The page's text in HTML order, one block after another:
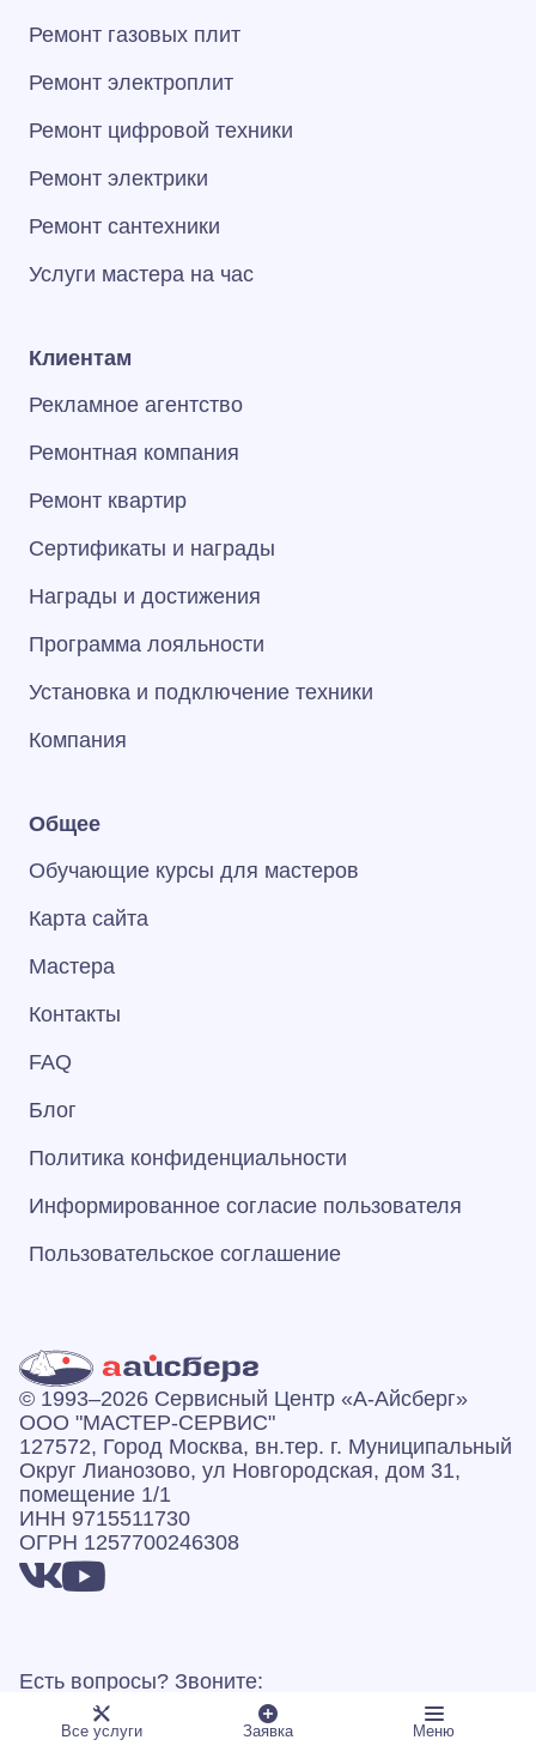
Ремонт газовых плит
Ремонт электроплит
Ремонт цифровой техники
Ремонт электрики
Ремонт сантехники
Услуги мастера на час
Клиентам
Рекламное агентство
Ремонтная компания
Ремонт квартир
Сертификаты и награды
Награды и достижения
Программа лояльности
Установка и подключение техники
Компания
Общее
Обучающие курсы для мастеров
Карта сайта
Мастера
Контакты
FAQ
Блог
Политика конфиденциальности
Информированное согласие пользователя
Пользовательское соглашение
© 1993–2026 Сервисный Центр «А‑Айсберг»
ООО "МАСТЕР-СЕРВИС"
127572, Город Москва, вн.тер. г. Муниципальный
Округ Лианозово, ул Новгородская, дом 31,
помещение 1/1
ИНН 9715511730
ОГРН 1257700246308
Есть вопросы? Звоните:
Режим работы: пн-вс 07:00–23:00
Все услуги Заявка Меню